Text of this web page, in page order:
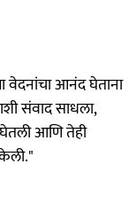
वेदनांचा आनंद घेताना
संवाद साधला,
घेतली आणि तेही